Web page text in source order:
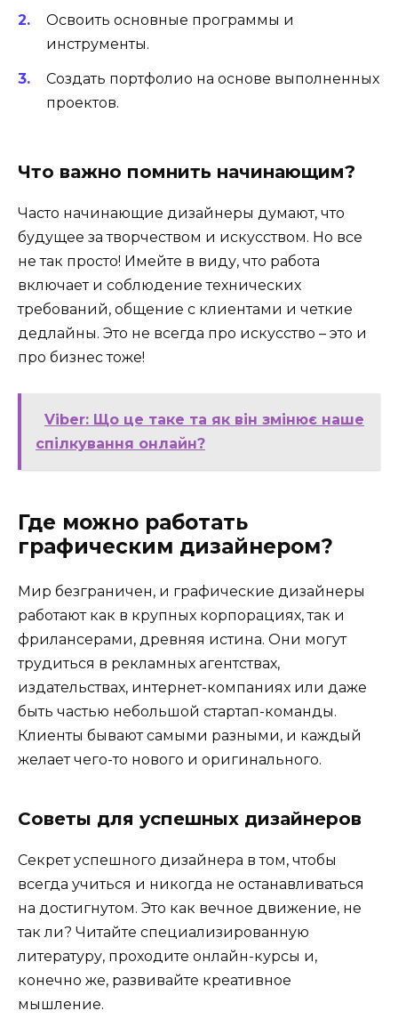
Освоить основные программы и
инструменты.
Создать портфолио на основе выполненных
проектов.
Что важно помнить начинающим?
Часто начинающие дизайнеры думают, что
будущее за творчеством и искусством. Но все
не так просто! Имейте в виду, что работа
включает и соблюдение технических
требований, общение с клиентами и четкие
дедлайны. Это не всегда про искусство – это и
про бизнес тоже!
Viber: Що це таке та як він змінює наше
спілкування онлайн?
Где можно работать
графическим дизайнером?
Мир безграничен, и графические дизайнеры
работают как в крупных корпорациях, так и
фрилансерами, древняя истина. Они могут
трудиться в рекламных агентствах,
издательствах, интернет-компаниях или даже
быть частью небольшой стартап-команды.
Клиенты бывают самыми разными, и каждый
желает чего-то нового и оригинального.
Советы для успешных дизайнеров
Секрет успешного дизайнера в том, чтобы
всегда учиться и никогда не останавливаться
на достигнутом. Это как вечное движение, не
так ли? Читайте специализированную
литературу, проходите онлайн-курсы и,
конечно же, развивайте креативное
мышление.